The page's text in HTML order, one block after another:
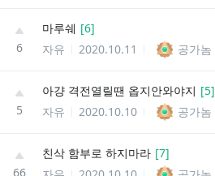
6
마루쉐 [6]
자유
2020.10.11 공가놈
5
아걍 격전열릴땐 옵지안와야지 [5]
자유
2020.10.10 공가놈
66
친삭 함부로 하지마라 [7]